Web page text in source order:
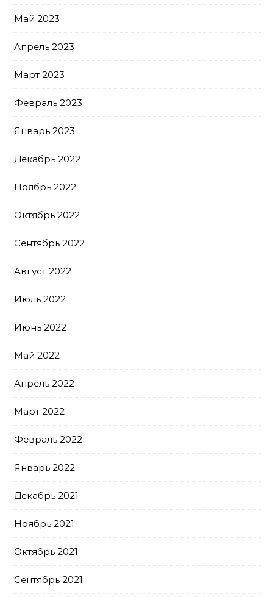
Май 2023
Апрель 2023
Март 2023
Февраль 2023
Январь 2023
Декабрь 2022
Ноябрь 2022
Октябрь 2022
Сентябрь 2022
Август 2022
Июль 2022
Июнь 2022
Май 2022
Апрель 2022
Март 2022
Февраль 2022
Январь 2022
Декабрь 2021
Ноябрь 2021
Октябрь 2021
Сентябрь 2021